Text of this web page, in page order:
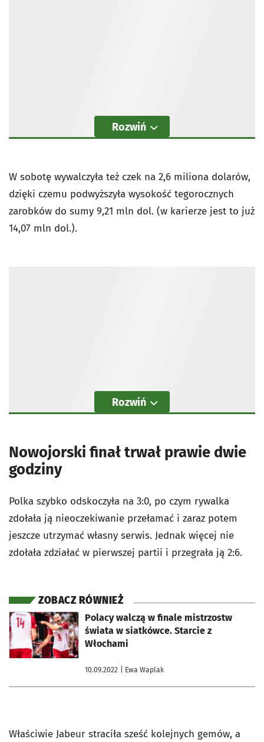
Rozwiń
W sobotę wywalczyła też czek na 2,6 miliona dolarów,
dzięki czemu podwyższyła wysokość tegorocznych
zarobków do sumy 9,21 mln dol. (w karierze jest to już
14,07 mln dol.).
Rozwiń
Nowojorski finał trwał prawie dwie
godziny
Polka szybko odskoczyła na 3:0, po czym rywalka
zdołała ją nieoczekiwanie przełamać i zaraz potem
jeszcze utrzymać własny serwis. Jednak więcej nie
zdołała zdziałać w pierwszej partii i przegrała ją 2:6.
ZOBACZ RÓWNIEŻ
Polacy walczą w finale mistrzostw
świata w siatkówce. Starcie z
Włochami
10.09.2022 | Ewa Waplak
otworzy się w nowej karcie
Właściwie Jabeur straciła sześć kolejnych gemów, a